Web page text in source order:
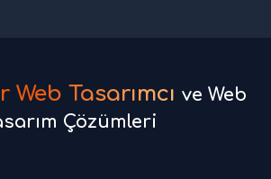
Web Tasarımcı ve Web
Çözümleri